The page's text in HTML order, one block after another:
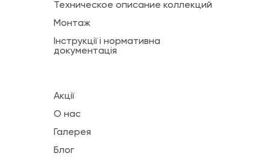
Техническое описание коллекций
Монтаж
Інструкції і нормативна
документація
Акції
О нас
Галерея
Блог